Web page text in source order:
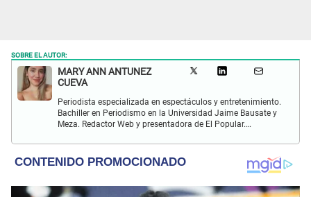
SOBRE EL AUTOR:
MARY ANN ANTUNEZ
CUEVA
Periodista especializada en espectáculos y entretenimiento.
Bachiller en Periodismo en la Universidad Jaime Bausate y
Meza. Redactor Web y presentadora de El Popular.
y espectáculos internacional.